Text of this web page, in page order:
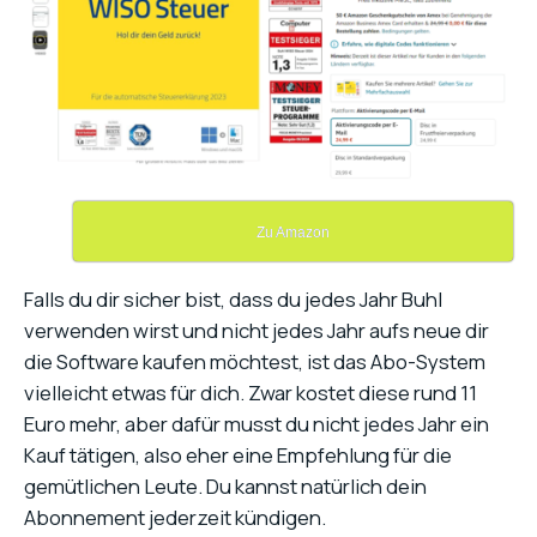
Zu Amazon
Falls du dir sicher bist, dass du jedes Jahr Buhl
verwenden wirst und nicht jedes Jahr aufs neue dir
die Software kaufen möchtest, ist das Abo-System
vielleicht etwas für dich. Zwar kostet diese rund 11
Euro mehr, aber dafür musst du nicht jedes Jahr ein
Kauf tätigen, also eher eine Empfehlung für die
gemütlichen Leute. Du kannst natürlich dein
Abonnement jederzeit kündigen.